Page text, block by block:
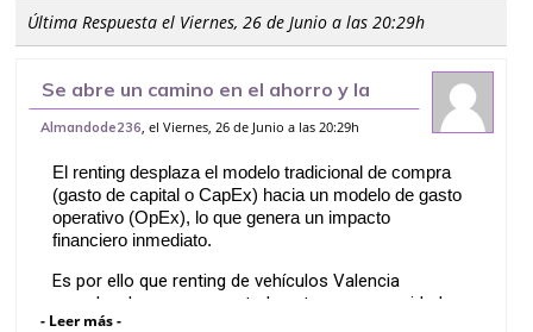
Última Respuesta el Viernes, 26 de Junio a las 20:29h
Se abre un camino en el ahorro y la
inversión
Almandode236 , el Viernes, 26 de Junio a las 20:29h
El renting desplaza el modelo tradicional de compra
(gasto de capital o CapEx) hacia un modelo de gasto
operativo (OpEx), lo que genera un impacto
financiero inmediato.
Es por ello querenting de vehículos Valencia
resuelve de manera acertada esta gran necesidad.
- Leer más -